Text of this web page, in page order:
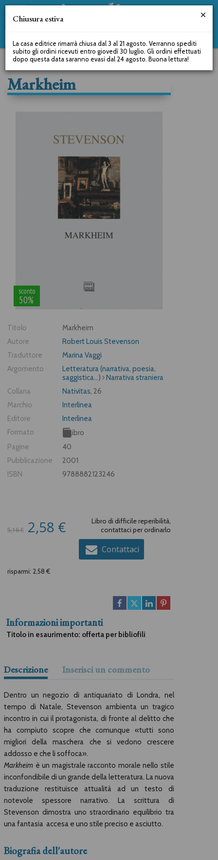
Markheim
sconto
50%
Titolo
Markheim
Autore
Robert Louis Stevenson
Traduttore
Marina Vaggi
Argomento
Letteratura (narrativa, poesia,
saggistica...)
Narrativa straniera
Collana
Nativitas, 26
Marchio
Interlinea
Editore
Interlinea
Formato
Libro
Pagine
40
Pubblicazione
2001
ISBN
9788882123246
5,16 € 2,58 €
Libro di difficile reperibilità,
contattaci per ordinarlo
Contattaci
risparmi: 2,58 €
Informazioni importanti
Titolo in esaurimento: offerta per bibliofili
Descrizione Inserisci un commento
Dentro un negozio di antiquariato di Londra, nel
tempo di Natale, Stevenson ambienta un tragico
incontro in cui il protagonista, di fronte al delitto che
ha compiuto scopre che comunque «tutti sono
migliori della maschera che si vedono crescere
addosso e che li soffoca».
Markheim è un magistrale racconto morale nello stile
inconfondibile di un grande della letteratura. La nuova
traduzione restituisce attualità ad un testo di
notevole spessore narrativo. La scrittura di
Stevenson dimostra uno straordinario equilibrio tra
una fantasia accesa e uno stile preciso e asciutto.
Biografia dell'autore
Chiusura estiva
La casa editrice rimarrà chiusa dal 3 al 21 agosto. Verranno spediti
subito gli ordini ricevuti entro giovedì 30 luglio. Gli ordini effettuati
dopo questa data saranno evasi dal 24 agosto. Buona lettura!